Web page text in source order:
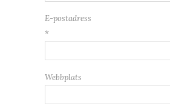
E-postadress
*
Webbplats